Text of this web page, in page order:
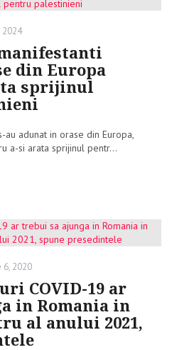
2024
din Europa
sprijinul
adunat in orase din Europa,
a-si arata sprijinul pentr...
6, 2020
COVID-19 ar
in Romania in
al anului 2021,